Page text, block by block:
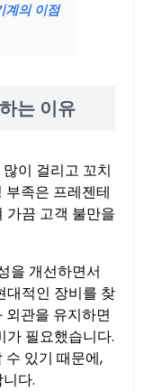
계의 이점
는 이유
이 걸리고 꼬치
부족은 프레젠테
가끔 고객 불만을
을 개선하면서
대적인 장비를 찾
외관을 유지하면
가 필요했습니다.
수 있기 때문에,
다.